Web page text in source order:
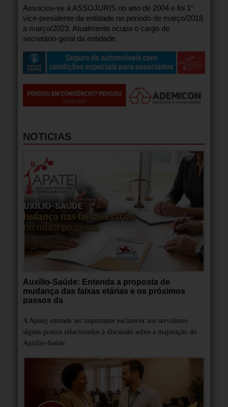
Associou-se à ASSOJURIS no ano de 2004 e foi 1°
vice-presidente da entidade no período de março/2018
a março/2023. Atualmente ocupa o cargo de
secretário-geral da entidade.
NOTICIAS
Auxílio-Saúde: Entenda a proposta de
mudança das faixas etárias e os próximos
passos da
A Apatej entende ser importante esclarecer aos servidores
alguns pontos relacionados à discussão sobre a majoração do
Auxílio-Saúde.